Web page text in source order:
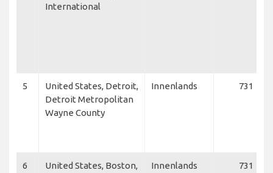
International
5
United States, Detroit,
Detroit Metropolitan
Wayne County
Innenlands 731
6
United States, Boston,
Innenlands 731